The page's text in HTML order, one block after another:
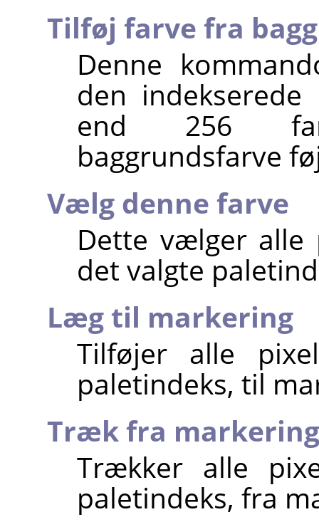
Tilføj farve fra
Denne
den
end 256
baggrundsfarve
Vælg denne farve
Dette vælger alle
det valgte
Læg til markering
Tilføjer alle
paletindeks, til
Træk fra markering
Trækker alle
paletindeks, fra